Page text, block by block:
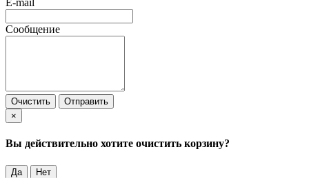
E-mail
Сообщение
Очистить
Отправить
×
Вы действительно хотите очистить корзину?
Да Нет